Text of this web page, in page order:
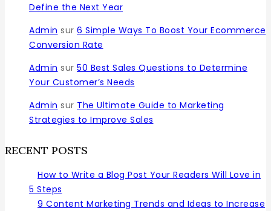
Define the Next Year
Admin sur 6 Simple Ways To Boost Your Ecommerce
Conversion Rate
Admin sur 50 Best Sales Questions to Determine
Your Customer’s Needs
Admin sur The Ultimate Guide to Marketing
Strategies to Improve Sales
RECENT POSTS
How to Write a Blog Post Your Readers Will Love in
5 Steps
9 Content Marketing Trends and Ideas to Increase